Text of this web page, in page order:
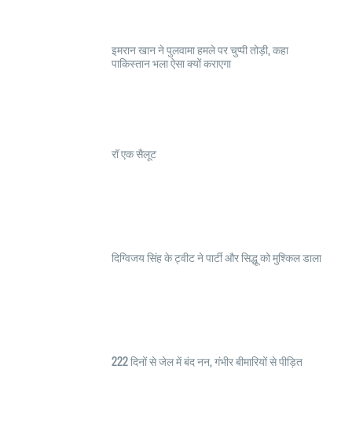
इमरान खान ने पुलवामा हमले पर चुप्पी तोड़ी, कहा
पाकिस्तान भला ऐसा क्यों कराएगा
रॉ एक सैलूट
दिग्विजय सिंह के ट्वीट ने पार्टी और सिद्धू को मुश्किल डाला
222 दिनों से जेल में बंद नन, गंभीर बीमारियों से पीड़ित